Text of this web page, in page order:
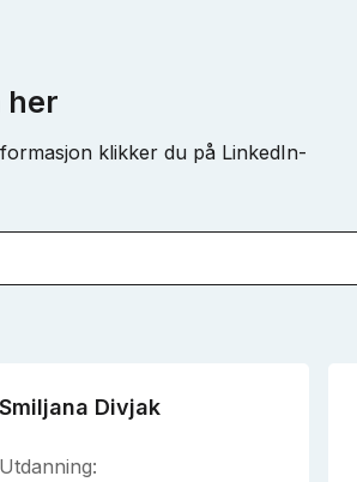
her
klikker du på LinkedIn-
Smiljana Divjak
Utdanning: